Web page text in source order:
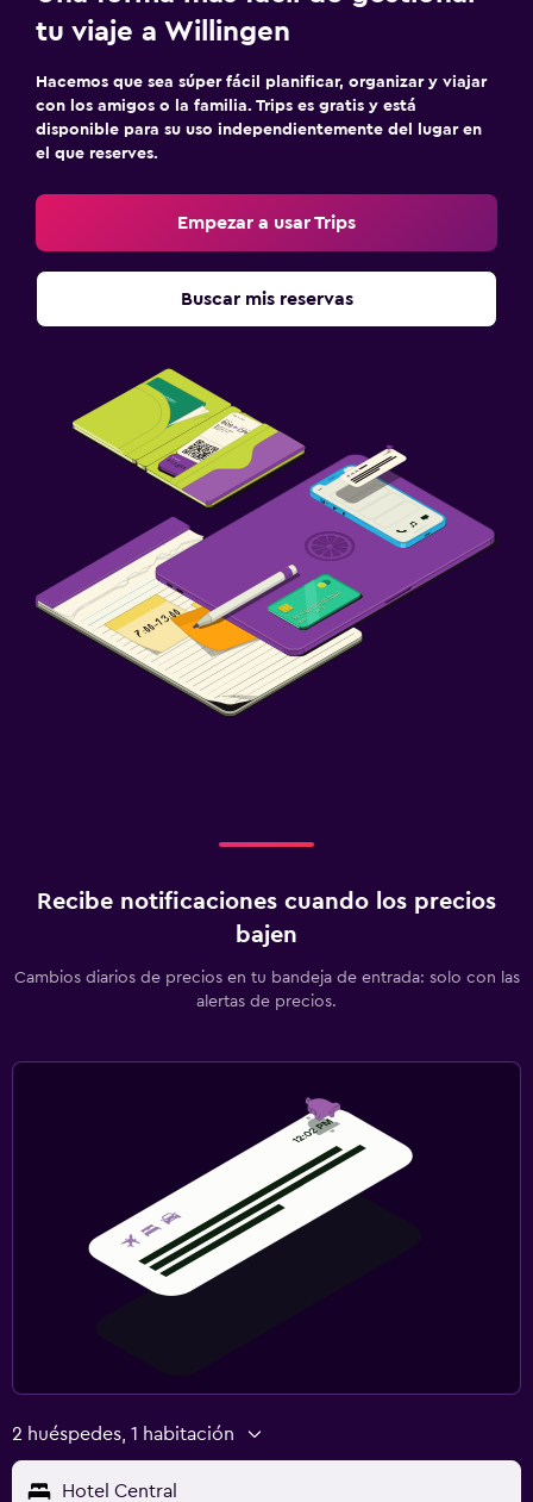
tu viaje a Willingen
Hacemos que sea súper fácil planificar, organizar y viajar
con los amigos o la familia. Trips es gratis y está
disponible para su uso independientemente del lugar en
el que reserves.
Empezar a usar Trips
Buscar mis reservas
Recibe notificaciones cuando los precios
bajen
Cambios diarios de precios en tu bandeja de entrada: solo con las
alertas de precios.
2 huéspedes, 1 habitación
Hotel Central